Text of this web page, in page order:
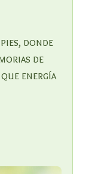
donde
de
que energía